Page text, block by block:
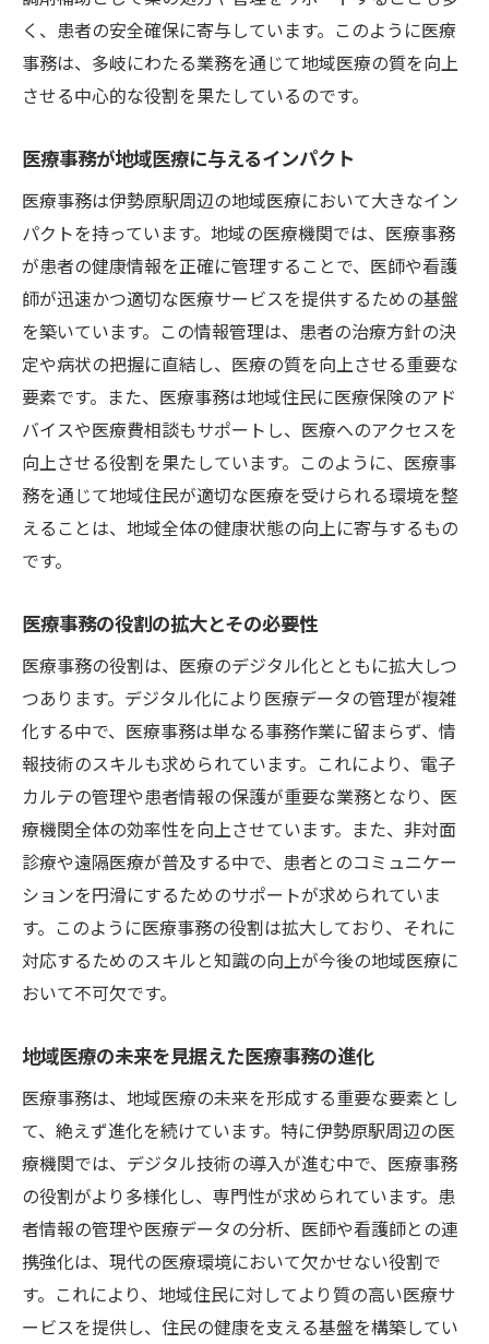
く、患者の安全確保に寄与しています。このように医療
事務は、多岐にわたる業務を通じて地域医療の質を向上
させる中心的な役割を果たしているのです。
医療事務が地域医療に与えるインパクト
医療事務は伊勢原駅周辺の地域医療において大きなイン
パクトを持っています。地域の医療機関では、医療事務
が患者の健康情報を正確に管理することで、医師や看護
師が迅速かつ適切な医療サービスを提供するための基盤
を築いています。この情報管理は、患者の治療方針の決
定や病状の把握に直結し、医療の質を向上させる重要な
要素です。また、医療事務は地域住民に医療保険のアド
バイスや医療費相談もサポートし、医療へのアクセスを
向上させる役割を果たしています。このように、医療事
務を通じて地域住民が適切な医療を受けられる環境を整
えることは、地域全体の健康状態の向上に寄与するもの
です。
医療事務の役割の拡大とその必要性
医療事務の役割は、医療のデジタル化とともに拡大しつ
つあります。デジタル化により医療データの管理が複雑
化する中で、医療事務は単なる事務作業に留まらず、情
報技術のスキルも求められています。これにより、電子
カルテの管理や患者情報の保護が重要な業務となり、医
療機関全体の効率性を向上させています。また、非対面
診療や遠隔医療が普及する中で、患者とのコミュニケー
ションを円滑にするためのサポートが求められていま
す。このように医療事務の役割は拡大しており、それに
対応するためのスキルと知識の向上が今後の地域医療に
おいて不可欠です。
地域医療の未来を見据えた医療事務の進化
医療事務は、地域医療の未来を形成する重要な要素とし
て、絶えず進化を続けています。特に伊勢原駅周辺の医
療機関では、デジタル技術の導入が進む中で、医療事務
の役割がより多様化し、専門性が求められています。患
者情報の管理や医療データの分析、医師や看護師との連
携強化は、現代の医療環境において欠かせない役割で
す。これにより、地域住民に対してより質の高い医療サ
ービスを提供し、住民の健康を支える基盤を構築してい